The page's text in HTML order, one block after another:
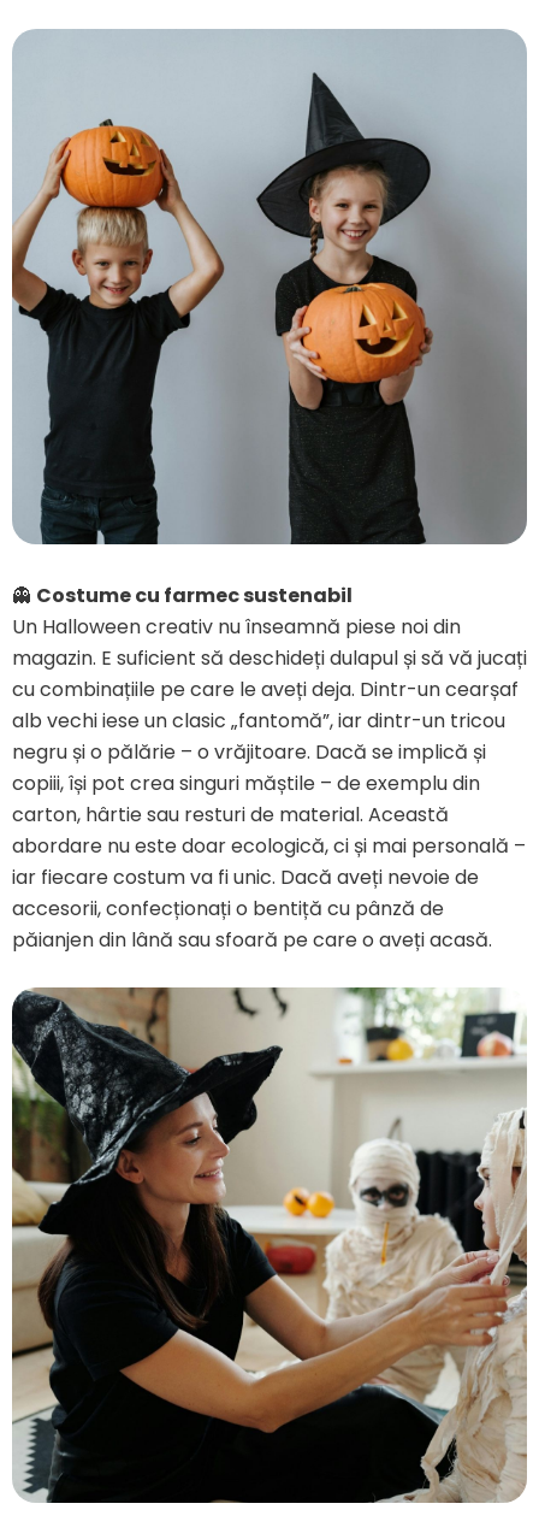
👻 Costume cu farmec sustenabil
Un Halloween creativ nu înseamnă piese noi din
magazin. E suficient să deschideți dulapul și să vă jucați
cu combinațiile pe care le aveți deja. Dintr-un cearșaf
alb vechi iese un clasic „fantomă”, iar dintr-un tricou
negru și o pălărie – o vrăjitoare. Dacă se implică și
copiii, își pot crea singuri măștile – de exemplu din
carton, hârtie sau resturi de material. Această
abordare nu este doar ecologică, ci și mai personală –
iar fiecare costum va fi unic. Dacă aveți nevoie de
accesorii, confecționați o bentiță cu pânză de
păianjen din lână sau sfoară pe care o aveți acasă.